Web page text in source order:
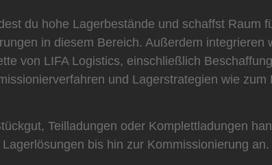
du hohe Lagerbestände und schaffst Raum
in diesem Bereich. Außerdem integrieren
von LIFA Logistics, einschließlich
und Lagerstrategien wie zum
Teilladungen oder Komplettladungen
bis hin zur Kommissionierung an.